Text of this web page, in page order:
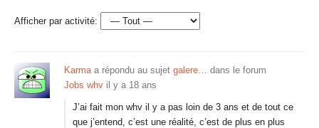
Afficher par activité:
Karmaa répondu au sujet galere… dans le forum
Jobs whv il y a 18 ans
J’ai fait mon whv il y a pas loin de 3 ans et de tout ce
que j’entend, c’est une réalité, c’est de plus en plus